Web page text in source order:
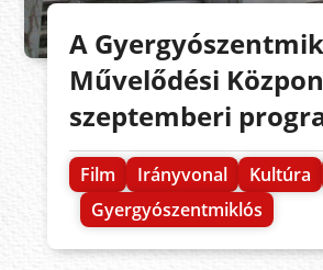
A
Művelődési
szeptemberi
Film Irányvonal Kultúra
Gyergyószentmiklós